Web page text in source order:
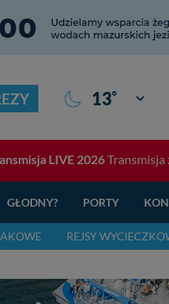
13° Giżycko
LIVE 2026Transmisja
GŁODNY? PORTY
REJSY